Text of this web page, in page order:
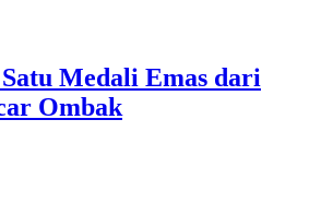
Medali Emas dari
Ombak